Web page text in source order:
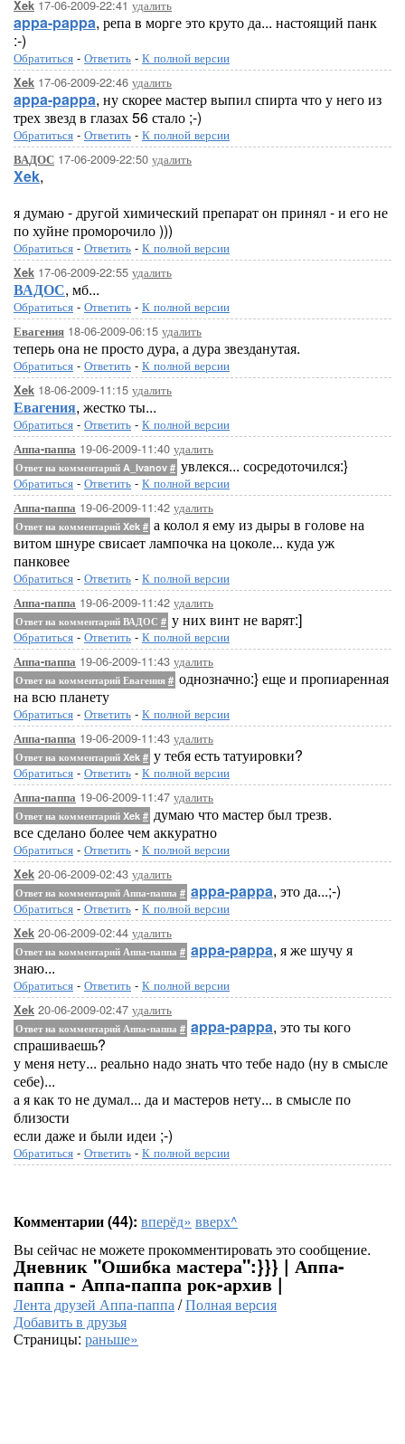
Xek 17-06-2009-22:41 удалить
appa-pappa, репа в морге это круто да... настоящий панк
:-)
Обратиться - Ответить - К полной версии
Xek 17-06-2009-22:46 удалить
appa-pappa, ну скорее мастер выпил спирта что у него из
трех звезд в глазах 56 стало ;-)
Обратиться - Ответить - К полной версии
ВАДОС 17-06-2009-22:50 удалить
Xek,
я думаю - другой химический препарат он принял - и его не
по хуйне проморочило )))
Обратиться - Ответить - К полной версии
Xek 17-06-2009-22:55 удалить
ВАДОС, мб...
Обратиться - Ответить - К полной версии
Евагения 18-06-2009-06:15 удалить
теперь она не просто дура, а дура звезданутая.
Обратиться - Ответить - К полной версии
Xek 18-06-2009-11:15 удалить
Евагения, жестко ты...
Обратиться - Ответить - К полной версии
Аппа-паппа 19-06-2009-11:40 удалить
Ответ на комментарий A_Ivanov # увлекся... сосредоточился:}
Обратиться - Ответить - К полной версии
Аппа-паппа 19-06-2009-11:42 удалить
Ответ на комментарий Xek # а колол я ему из дыры в голове на
витом шнуре свисает лампочка на цоколе... куда уж
панковее
Обратиться - Ответить - К полной версии
Аппа-паппа 19-06-2009-11:42 удалить
Ответ на комментарий ВАДОС # у них винт не варят:]
Обратиться - Ответить - К полной версии
Аппа-паппа 19-06-2009-11:43 удалить
Ответ на комментарий Евагения # однозначно:} еще и пропиаренная
на всю планету
Обратиться - Ответить - К полной версии
Аппа-паппа 19-06-2009-11:43 удалить
Ответ на комментарий Xek # у тебя есть татуировки?
Обратиться - Ответить - К полной версии
Аппа-паппа 19-06-2009-11:47 удалить
Ответ на комментарий Xek # думаю что мастер был трезв.
все сделано более чем аккуратно
Обратиться - Ответить - К полной версии
Xek 20-06-2009-02:43 удалить
Ответ на комментарий Аппа-паппа # appa-pappa, это да...;-)
Обратиться - Ответить - К полной версии
Xek 20-06-2009-02:44 удалить
Ответ на комментарий Аппа-паппа # appa-pappa, я же шучу я
знаю...
Обратиться - Ответить - К полной версии
Xek 20-06-2009-02:47 удалить
Ответ на комментарий Аппа-паппа # appa-pappa, это ты кого
спрашиваешь?
у меня нету... реально надо знать что тебе надо (ну в смысле
себе)...
а я как то не думал... да и мастеров нету... в смысле по
близости
если даже и были идеи ;-)
Обратиться - Ответить - К полной версии
Комментарии (44): вперёд» вверх^
Вы сейчас не можете прокомментировать это сообщение.
Дневник "Ошибка мастера":}}} | Аппа-
паппа - Аппа-паппа рок-архив |
Лента друзей Аппа-паппа/Полная версия
Добавить в друзья
Страницы: раньше»